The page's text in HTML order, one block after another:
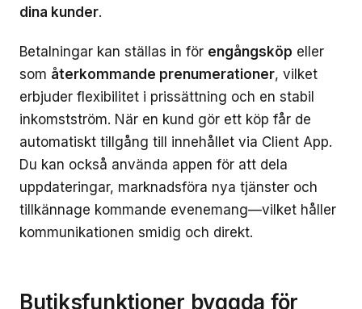
dina kunder.
Betalningar kan ställas in för engångsköp eller
som återkommande prenumerationer, vilket
erbjuder flexibilitet i prissättning och en stabil
inkomstström. När en kund gör ett köp får de
automatiskt tillgång till innehållet via Client App.
Du kan också använda appen för att dela
uppdateringar, marknadsföra nya tjänster och
tillkännage kommande evenemang—vilket håller
kommunikationen smidig och direkt.
Butiksfunktioner byggda för